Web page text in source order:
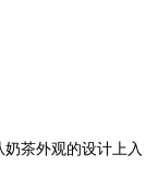
茶外观的设计上入